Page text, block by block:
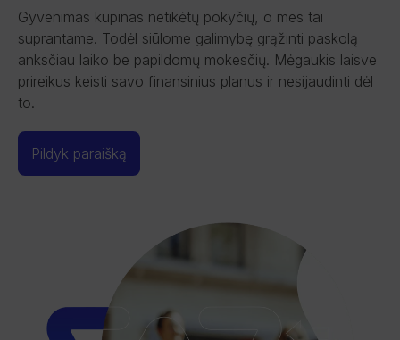
Gyvenimas kupinas netikėtų pokyčių, o mes tai
suprantame. Todėl siūlome galimybę grąžinti paskolą
anksčiau laiko be papildomų mokesčių. Mėgaukis laisve
prireikus keisti savo finansinius planus ir nesijaudinti dėl
to.
Pildyk paraišką